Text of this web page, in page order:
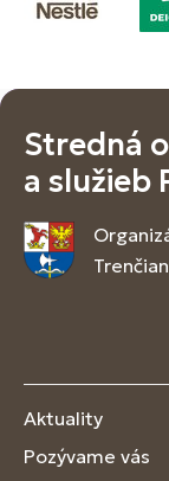
Stredná
a služieb
Aktuality
Pozývame vás